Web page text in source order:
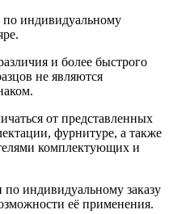
по индивидуальному
и более быстрого
не являются
от представленных
фурнитуре, а также
комплектующих и
индивидуальному заказу
её применения.